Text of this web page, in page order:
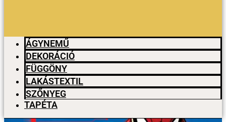
ÁGYNEMŰ
DEKORÁCIÓ
FÜGGÖNY
LAKÁSTEXTIL
SZŐNYEG
TAPÉTA